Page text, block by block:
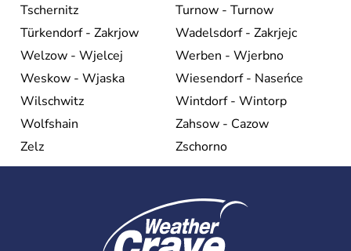
Tschernitz
Turnow - Turnow
Türkendorf - Zakrjow
Wadelsdorf - Zakrjejc
Welzow - Wjelcej
Werben - Wjerbno
Weskow - Wjaska
Wiesendorf - Naseńce
Wilschwitz
Wintdorf - Wintorp
Wolfshain
Zahsow - Cazow
Zelz
Zschorno